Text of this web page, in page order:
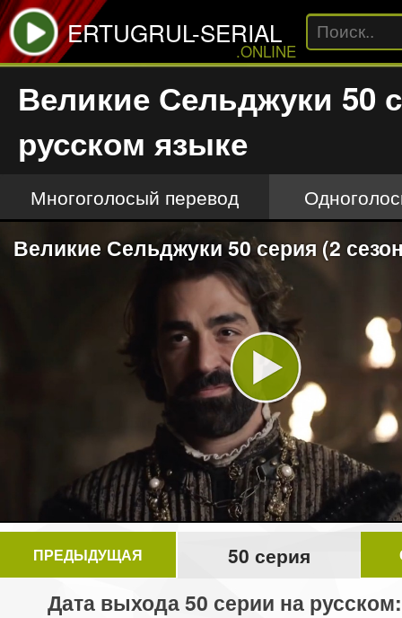
ERTUGRUL-SERIAL
.ONLINE
Великие Сельджуки 50
русском языке
Многоголосый перевод
Великие Сельджуки 50 серия (2
Play
Video
ПРЕДЫДУЩАЯ 50 серия
Дата выхода 50 серии на